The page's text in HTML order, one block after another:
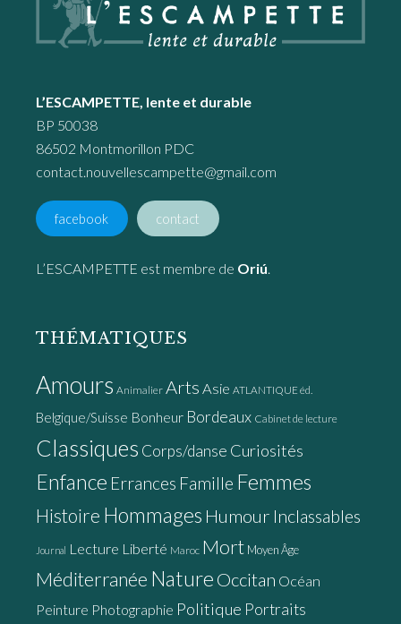
L’ESCAMPETTE, lente et durable
BP 50038
86502 Montmorillon PDC
contact.nouvellescampette@gmail.com
facebook contact
L’ESCAMPETTE est membre de Oriú
THÉMATIQUES
Amours Animalier Arts Asie ATLANTIQUE éd.
Belgique/Suisse Bonheur Bordeaux Cabinet de lecture
Classiques Corps/danse Curiosités
Enfance Errances Famille Femmes
Histoire Hommages Humour Inclassables
Journal Lecture Liberté Maroc Mort Moyen Âge
Méditerranée Nature Occitan Océan
Peinture Photographie Politique Portraits